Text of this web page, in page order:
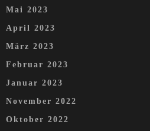
Mai 2023
April 2023
März 2023
Februar 2023
Januar 2023
November 2022
Oktober 2022